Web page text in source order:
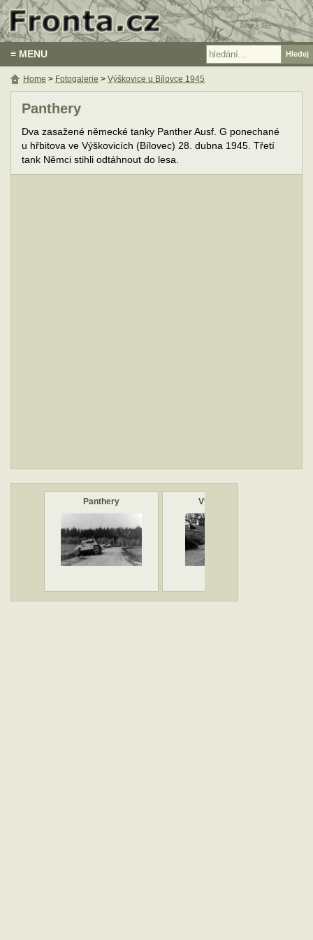
≡ MENU
Panthery
Dva zasažené německé tanky Panther Ausf. G ponechané
u hřbitova ve Výškovicích (Bílovec) 28. dubna 1945. Třetí
tank Němci stihli odtáhnout do lesa.
Panthery Výškovice
Home > Fotogalerie > Výškovice u Bílovce 1945